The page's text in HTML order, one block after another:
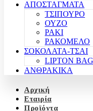
ΑΠΟΣΤΑΓΜΑΤΑ
ΤΣΙΠΟΥΡΟ
ΟΥΖΟ
ΡΑΚΙ
ΡΑΚΟΜΕΛΟ
ΣΟΚΟΛΑΤΑ-ΤΣΑΙ
LIPTON
ΑΝΘΡΑΚΙΚΑ
Αρχική
Εταιρία
Προϊόντα